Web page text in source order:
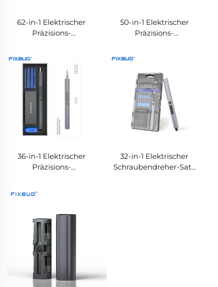
62-in-1 Elektrischer
Präzisions-
Drehmomentregelung
50-in-1 Elektrischer
Präzisions-
Drehmomentregelung
36-in-1 Elektrischer
Präzisions-
32-in-1 Elektrischer
Schraubendreher-Satz